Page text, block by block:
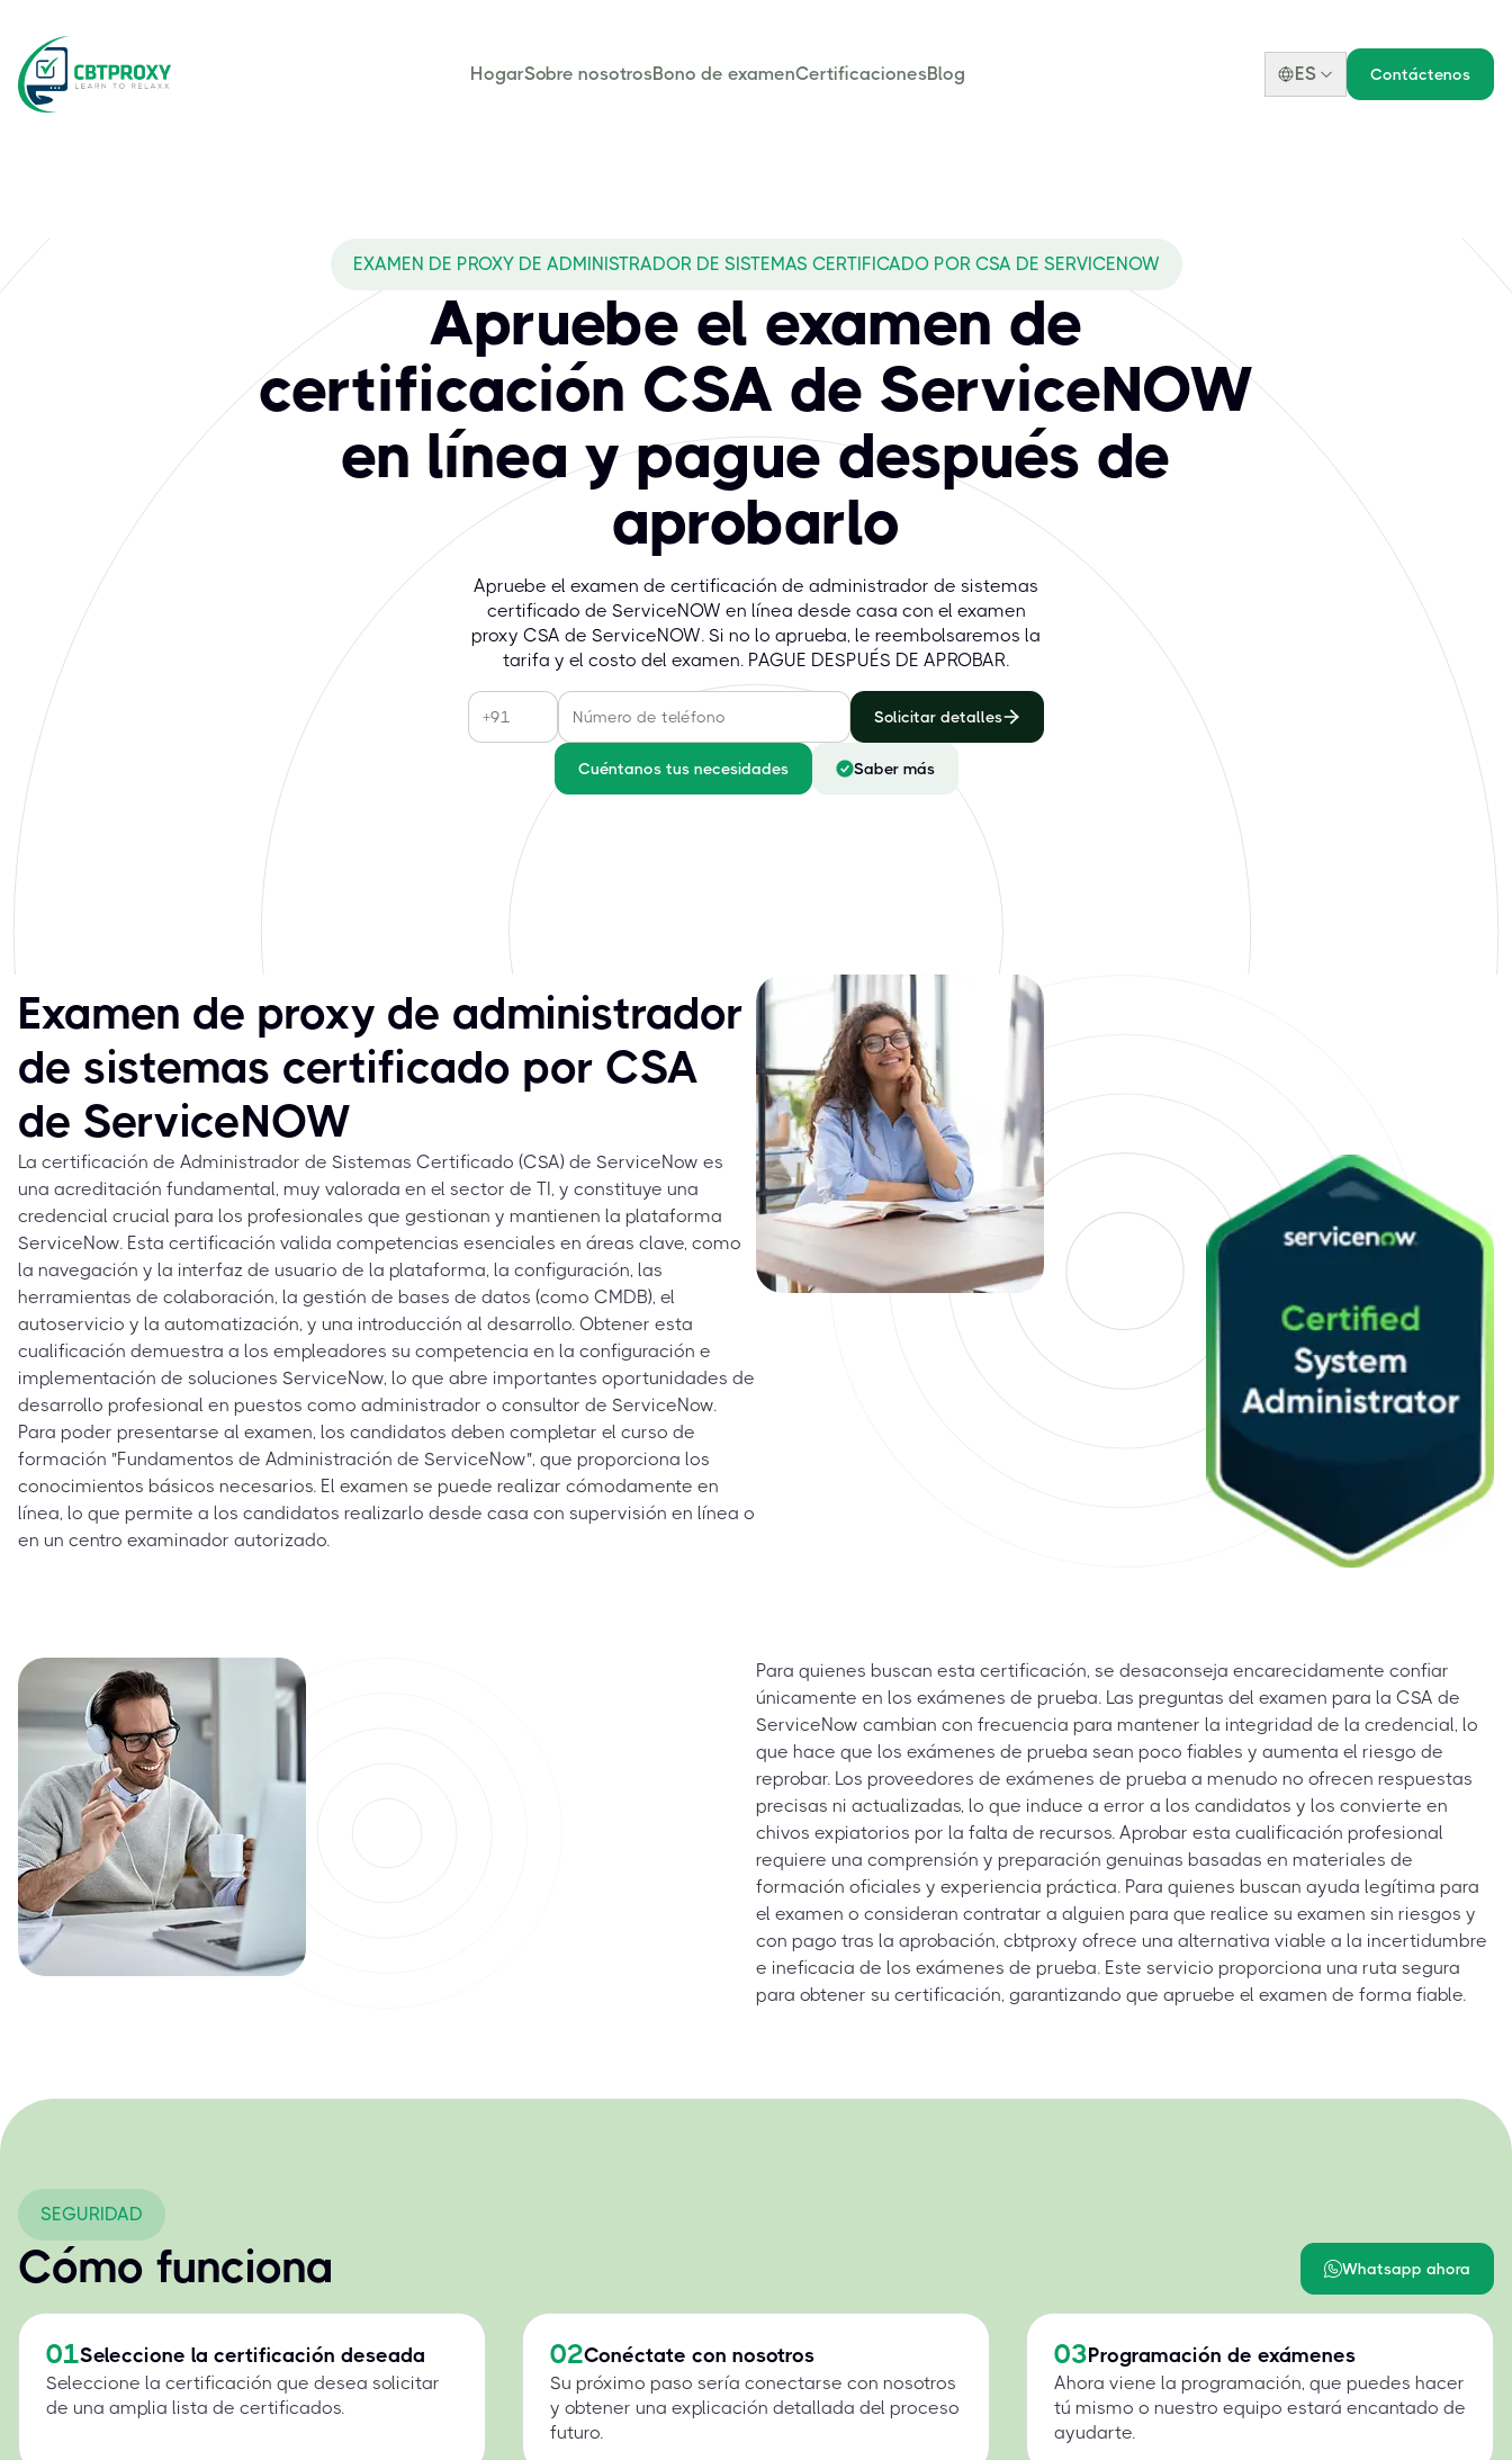
HogarSobre nosotrosBono de examenCertificacionesBlog ES Contáctenos
EXAMEN DE PROXY DE ADMINISTRADOR DE SISTEMAS CERTIFICADO POR CSA DE SERVICENOW
Apruebe el examen de
certificación CSA de ServiceNOW
en línea y pague después de
aprobarlo
Apruebe el examen de certificación de administrador de sistemas
certificado de ServiceNOW en línea desde casa con el examen
proxy CSA de ServiceNOW. Si no lo aprueba, le reembolsaremos la
tarifa y el costo del examen. PAGUE DESPUÉS DE APROBAR.
Solicitar detalles
Cuéntanos tus necesidades Saber más
Examen de proxy de administrador
de sistemas certificado por CSA
de ServiceNOW
La certificación de Administrador de Sistemas Certificado (CSA) de ServiceNow es
una acreditación fundamental, muy valorada en el sector de TI, y constituye una
credencial crucial para los profesionales que gestionan y mantienen la plataforma
ServiceNow. Esta certificación valida competencias esenciales en áreas clave, como
la navegación y la interfaz de usuario de la plataforma, la configuración, las
herramientas de colaboración, la gestión de bases de datos (como CMDB), el
autoservicio y la automatización, y una introducción al desarrollo. Obtener esta
cualificación demuestra a los empleadores su competencia en la configuración e
implementación de soluciones ServiceNow, lo que abre importantes oportunidades de
desarrollo profesional en puestos como administrador o consultor de ServiceNow.
Para poder presentarse al examen, los candidatos deben completar el curso de
formación "Fundamentos de Administración de ServiceNow", que proporciona los
conocimientos básicos necesarios. El examen se puede realizar cómodamente en
línea, lo que permite a los candidatos realizarlo desde casa con supervisión en línea o
en un centro examinador autorizado.
Para quienes buscan esta certificación, se desaconseja encarecidamente confiar
únicamente en los exámenes de prueba. Las preguntas del examen para la CSA de
ServiceNow cambian con frecuencia para mantener la integridad de la credencial, lo
que hace que los exámenes de prueba sean poco fiables y aumenta el riesgo de
reprobar. Los proveedores de exámenes de prueba a menudo no ofrecen respuestas
precisas ni actualizadas, lo que induce a error a los candidatos y los convierte en
chivos expiatorios por la falta de recursos. Aprobar esta cualificación profesional
requiere una comprensión y preparación genuinas basadas en materiales de
formación oficiales y experiencia práctica. Para quienes buscan ayuda legítima para
el examen o consideran contratar a alguien para que realice su examen sin riesgos y
con pago tras la aprobación, cbtproxy ofrece una alternativa viable a la incertidumbre
e ineficacia de los exámenes de prueba. Este servicio proporciona una ruta segura
para obtener su certificación, garantizando que apruebe el examen de forma fiable.
SEGURIDAD
Cómo funciona Whatsapp ahora
01Seleccione la certificación deseada
Seleccione la certificación que desea solicitar
de una amplia lista de certificados.
02Conéctate con nosotros
Su próximo paso sería conectarse con nosotros
y obtener una explicación detallada del proceso
futuro.
03 Programación de exámenes
Ahora viene la programación, que puedes hacer
tú mismo o nuestro equipo estará encantado de
ayudarte.